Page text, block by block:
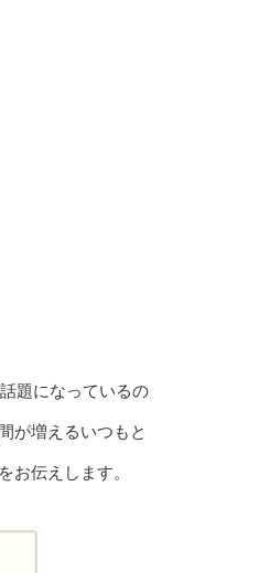
題になっているの
が増えるいつもと
お伝えします。